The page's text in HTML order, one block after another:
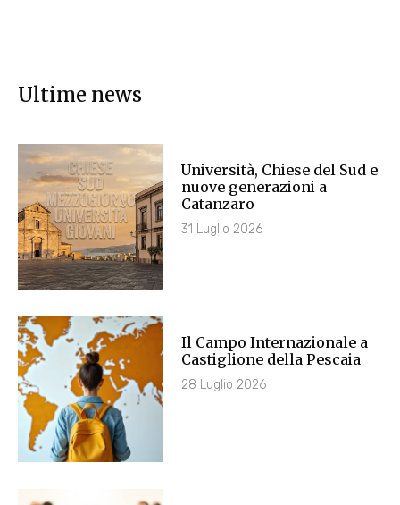
Ultime news
Università, Chiese del Sud e
nuove generazioni a
Catanzaro
31 Luglio 2026
Il Campo Internazionale a
Castiglione della Pescaia
28 Luglio 2026